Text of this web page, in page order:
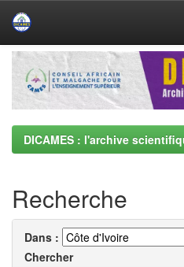
Skip
navigation
DICAMES : l'archive
Recherche
Dans :
Chercher